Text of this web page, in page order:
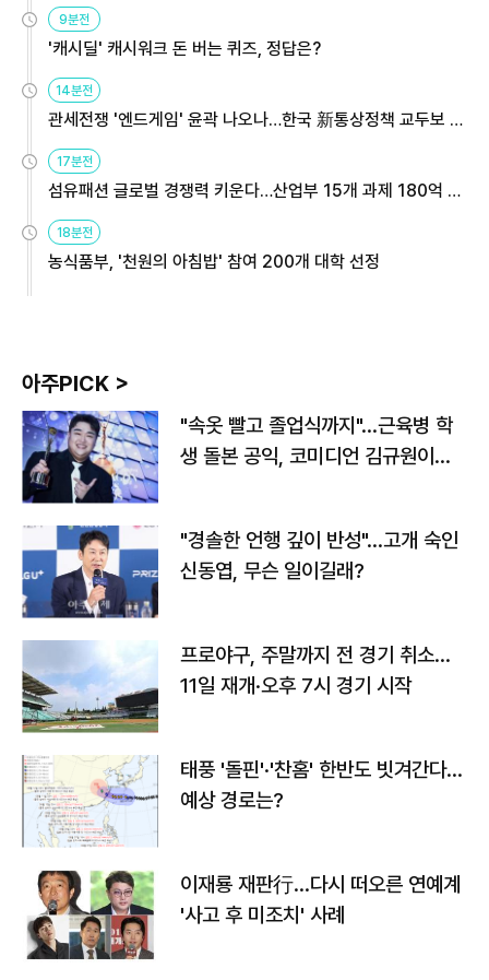
9분전
'캐시딜' 캐시워크 돈 버는 퀴즈, 정답은?
14분전
관세전쟁 '엔드게임' 윤곽 나오나…한국 新통상정책 교두보 활
용해야
17분전
섬유패션 글로벌 경쟁력 키운다…산업부 15개 과제 180억 지
원
18분전
농식품부, '천원의 아침밥' 참여 200개 대학 선정
아주PICK >
"속옷 빨고 졸업식까지"…근육병 학
생 돌본 공익, 코미디언 김규원이었
"경솔한 언행 깊이 반성"…고개 숙인
신동엽, 무슨 일이길래?
프로야구, 주말까지 전 경기 취소…
11일 재개·오후 7시 경기 시작
태풍 '돌핀'·'찬홈' 한반도 빗겨간다…
예상 경로는?
이재룡 재판行…다시 떠오른 연예계
'사고 후 미조치' 사례